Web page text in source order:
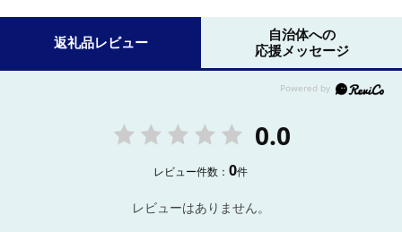
返礼品レビュー
自治体への
応援メッセージ
0.0
レビュー件数：0件
レビューはありません。